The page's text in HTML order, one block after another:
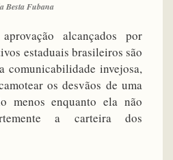
Besta Fubana
alcançados por
estaduais brasileiros são
comunicabilidade invejosa,
os desvãos de uma
menos enquanto ela não
a carteira dos